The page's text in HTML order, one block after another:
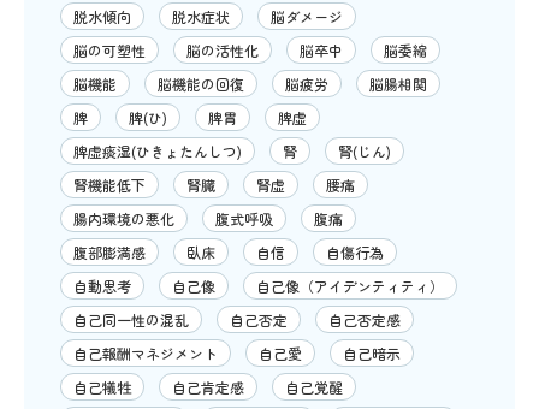
脱水傾向
脱水症状
脳ダメージ
脳の可塑性
脳の活性化 脳卒中
脳委縮
脳機能
脳機能の回復 脳疲労
脳腸相関
脾
脾(ひ) 脾胃
脾虚
脾虚痰湿(ひきょたんしつ)
腎
腎(じん)
腎機能低下
腎臓 腎虚
腰痛
腸内環境の悪化
腹式呼吸
腹痛
腹部膨満感
臥床 自信
自傷行為
自動思考
自己像
自己像（アイデンティティ）
自己同一性の混乱
自己否定
自己否定感
自己報酬マネジメント
自己愛
自己暗示
自己犠牲
自己肯定感
自己覚醒